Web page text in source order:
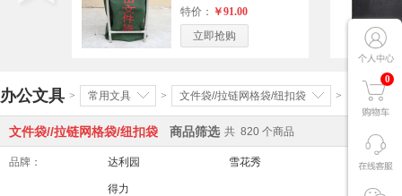
0
绿色（单位：个）
特价： ￥91.00
立即抢购
办公文具 > 常用文具 > 文件袋//拉链网格袋/纽扣袋 >
文件袋//拉链网格袋/纽扣袋 商品筛选 共 820 个商品
品牌： 达利园 雪花秀 舒适达/
得力